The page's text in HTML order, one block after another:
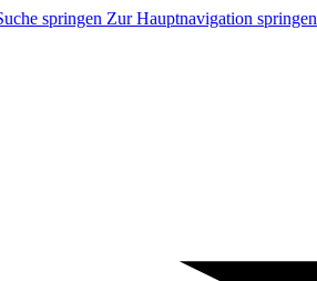
springen Zur Hauptnavigation springen